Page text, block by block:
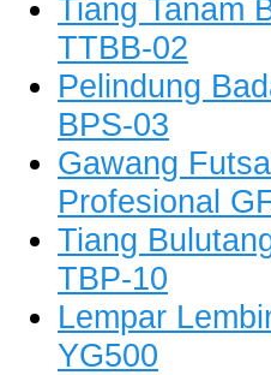
Tiang Tanam
TTBB-02
Pelindung
BPS-03
Gawang
Profesional
Tiang
TBP-10
Lempar
YG500